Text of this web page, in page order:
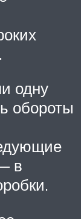
одну
обороты
в